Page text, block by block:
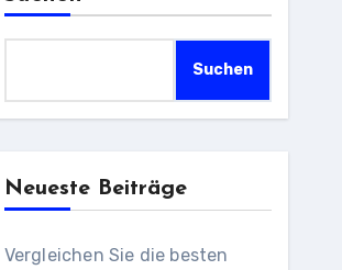
Suchen
Neueste Beiträge
Vergleichen Sie die besten